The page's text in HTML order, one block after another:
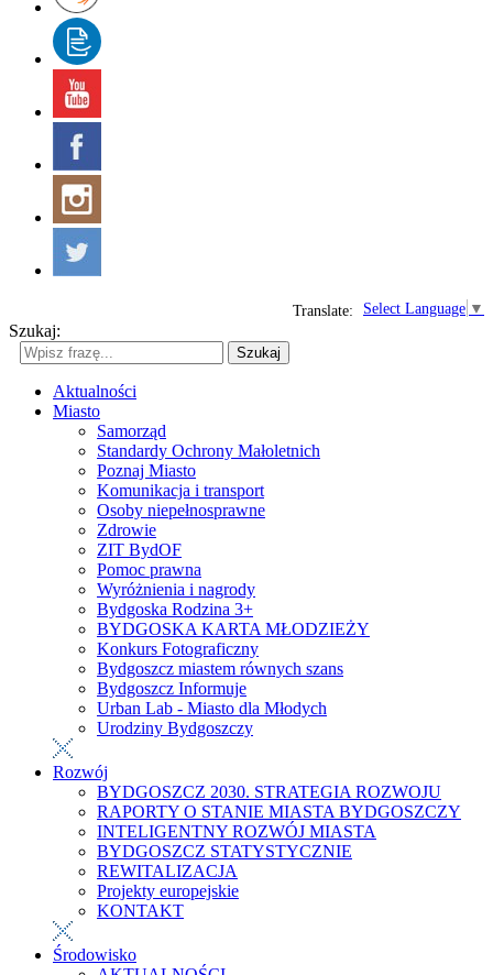
Select Language ▼
Translate:
Szukaj:
Szukaj
Aktualności
Miasto
Samorząd
Standardy Ochrony Małoletnich
Poznaj Miasto
Komunikacja i transport
Osoby niepełnosprawne
Zdrowie
ZIT BydOF
Pomoc prawna
Wyróżnienia i nagrody
Bydgoska Rodzina 3+
BYDGOSKA KARTA MŁODZIEŻY
Konkurs Fotograficzny
Bydgoszcz miastem równych szans
Bydgoszcz Informuje
Urban Lab - Miasto dla Młodych
Urodziny Bydgoszczy
Rozwój
BYDGOSZCZ 2030. STRATEGIA ROZWOJU
RAPORTY O STANIE MIASTA BYDGOSZCZY
INTELIGENTNY ROZWÓJ MIASTA
BYDGOSZCZ STATYSTYCZNIE
REWITALIZACJA
Projekty europejskie
KONTAKT
Środowisko